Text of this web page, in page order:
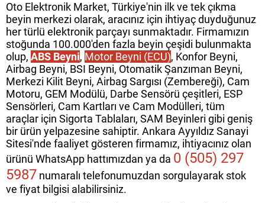
Oto Elektronik Market, Türkiye'nin ilk ve tek çıkma
beyin merkezi olarak, aracınız için ihtiyaç duyduğunuz
her türlü elektronik parçayı sunmaktadır. Firmamızın
stoğunda 100.000'den fazla beyin çeşidi bulunmakta
olup, ABS Beyni, Motor Beyni (ECU), Konfor Beyni,
Airbag Beyni, BSI Beyni, Otomatik Şanzıman Beyni,
Merkezi Kilit Beyni, Airbag Sargısı (Zembereği), Cam
Motoru, GEM Modülü, Darbe Sensörü çeşitleri, ESP
Sensörleri, Cam Kartları ve Cam Modülleri, tüm
araçlar için Sigorta Tablaları, SAM Beyinleri gibi geniş
bir ürün yelpazesine sahiptir. Ankara Ayyıldız Sanayi
Sitesi'nde faaliyet gösteren firmamız, ihtiyacınız olan
ürünü WhatsApp hattımızdan ya da 0 (505) 297
5987 numaralı telefonumuzdan sorgulayarak stok
ve fiyat bilgisi alabilirsiniz.